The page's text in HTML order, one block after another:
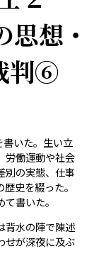
想・
判⑥
書いた。生い立
労働運動や社会
別の実態、仕事
史を綴った。
書いた。
背水の陣で陳述
せが深夜に及ぶ